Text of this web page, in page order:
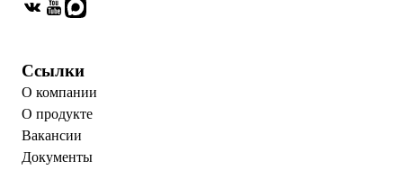
Ссылки
О компании
О продукте
Вакансии
Документы